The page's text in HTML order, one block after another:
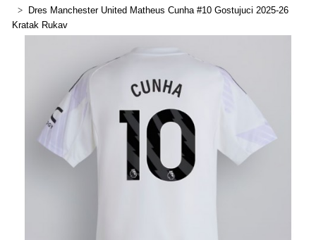
Dres Manchester United Matheus Cunha #10 Gostujuci 2025-26
Kratak Rukav